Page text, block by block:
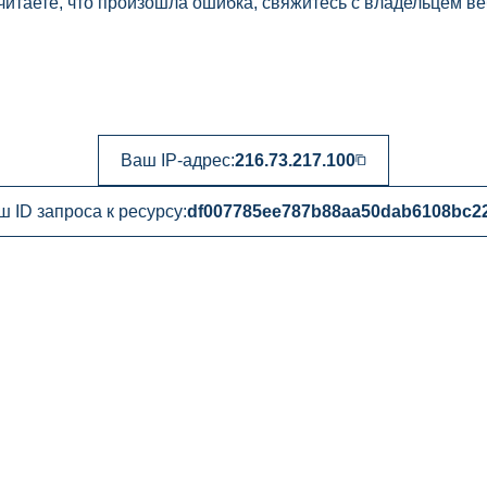
Ваш IP-адрес:216.73.217.100
ID запроса к ресурсу: